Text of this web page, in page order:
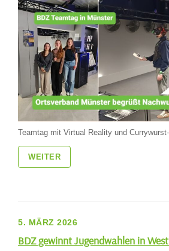
Teamtag mit Virtual Reality und
WEITER
5. MÄRZ 2026
BDZ gewinnt Jugendwahlen in